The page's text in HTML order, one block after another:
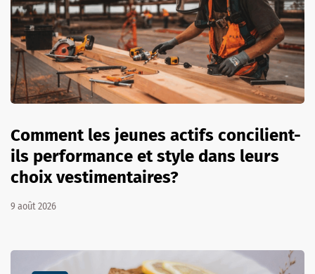
Comment les jeunes actifs concilient-
ils performance et style dans leurs
choix vestimentaires?
9 août 2026